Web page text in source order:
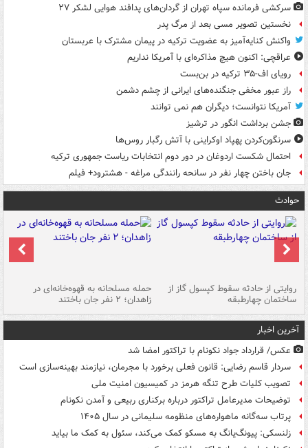
سرکشی فرمانده سپاه تهران از گردان‌های پدافند هوایی لشکر ۲۷
نخستین تصویر مسی بعد از مرگ پدر
واکنش کنایه‌آمیز به عضویت ترکیه در پیمان مشترک با عربستان
عراقچی: اکنون هیچ مذاکره‌ای با آمریکا نداریم
رویای اف-۳۵ ترکیه در بن‌بست
راز عبور مخفی جنگنده‌های ایرانی از چشم دشمن
آمریکا نتوانست؛ دیگران هم نمی توانند
جشن برداشت انگور در ترشیز
سرنگون‌کردن پهپاد اوکراینی با آتش رگبار روس‌ها
احتمال شکست اردوغان در دور دوم انتخابات ریاست جمهوری ترکیه
جان باختن چهار نفر در سانحه رانندگی مراغه - هشترود+ فیلم
حوادث
روایتی از حادثه سقوط کپسول گاز از
ساختمان چهارطبقه
حمله مسلحانه به قهوه‌خانه‌ای در
زاهدان؛ ۲ نفر جان باختند
آخرین اخبار
عکس/ قرارداد جواد نکونام با تراکتور امضا شد
سردار قاسم رضایی: قانون فعلی برخورد با مجرمان، نیازمند بهینه‌سازی است
تصویب کلیات طرح تنگه هرمز در کمیسیون امنیت ملی
توضیحات مدیرعامل تراکتور درباره برکناری ربیعی و آمدن نکونام
پرتاب سه‌گانه ماهواره‌های منظومه سلیمانی در سال ۱۴۰۵
زلنسکی: پیونگ‌یانگ به مسکو کمک می‌کند، سئول به کمک ما بیاید